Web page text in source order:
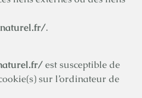
.
est susceptible de
sur l’ordinateur de